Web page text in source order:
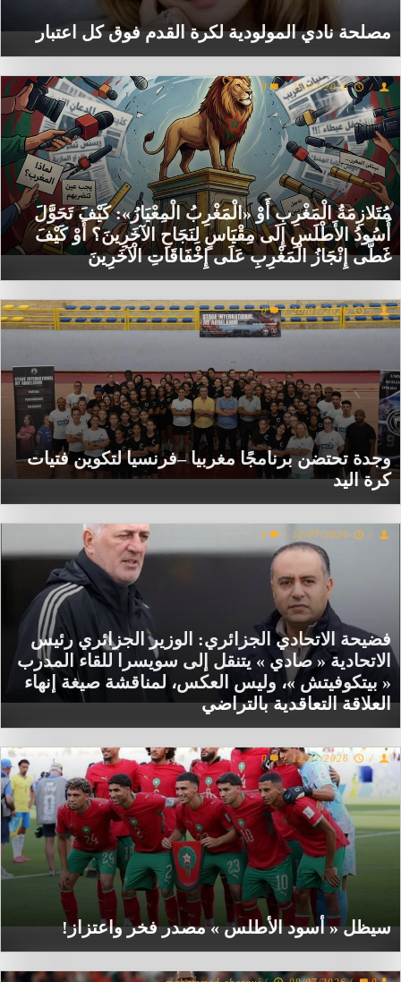
مصلحة نادي المولودية لكرة القدم فوق كل اعتبار
مُتَلازِمَةُ الْمَغْرِبِ أَوْ «الْمَغْرِبُ الْمِعْيَارُ»: كَيْفَ تَحَوَّلَ
أُسُودُ الأَطْلَسِ إِلَى مِقْيَاسٍ لِنَجَاحِ الآخَرِينَ؟ أَوْ كَيْفَ
غَطَّى إِنْجَازُ الْمَغْرِبِ عَلَى إِخْفَاقَاتِ الْآخَرِينَ
/
25/07/2026
/
0
وجدة تحتضن برنامجًا مغربيا –فرنسيا لتكوين فتيات
كرة اليد
/
20/07/2026
/
0
فضيحة الاتحادي الجزائري: الوزير الجزائري رئيس
الاتحادية « صادي » يتنقل إلى سويسرا للقاء المدرب
« بيتكوفيتش »، وليس العكس، لمناقشة صيغة إنهاء
العلاقة التعاقدية بالتراضي
/
12/07/2026
/
0
سيظل « أسود الأطلس » مصدر فخر واعتزاز!
/
12/07/2026
/
0